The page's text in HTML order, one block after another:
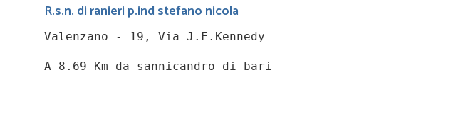
R.s.n. di ranieri p.ind stefano nicola
Valenzano - 19, Via J.F.Kennedy
A 8.69 Km da sannicandro di bari